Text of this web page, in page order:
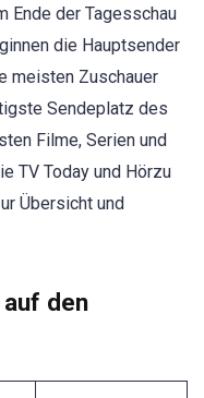
Ende der Tagesschau
die Hauptsender
meisten Zuschauer
Sendeplatz des
Filme, Serien und
TV Today und Hörzu
Übersicht und
den